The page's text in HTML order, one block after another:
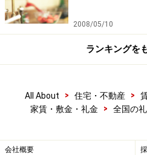
2008/05/10
ランキングを
All About > 住宅・不動産 >
家賃・敷金・礼金
> 全国の
会社概要